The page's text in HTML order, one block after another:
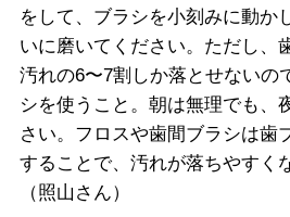
をして、ブラシを小刻みに動か
いに磨いてください。ただし、
汚れの6〜7割しか落とせないの
シを使うこと。朝は無理でも、
さい。フロスや歯間ブラシは歯
することで、汚れが落ちやすく
（照山さん）